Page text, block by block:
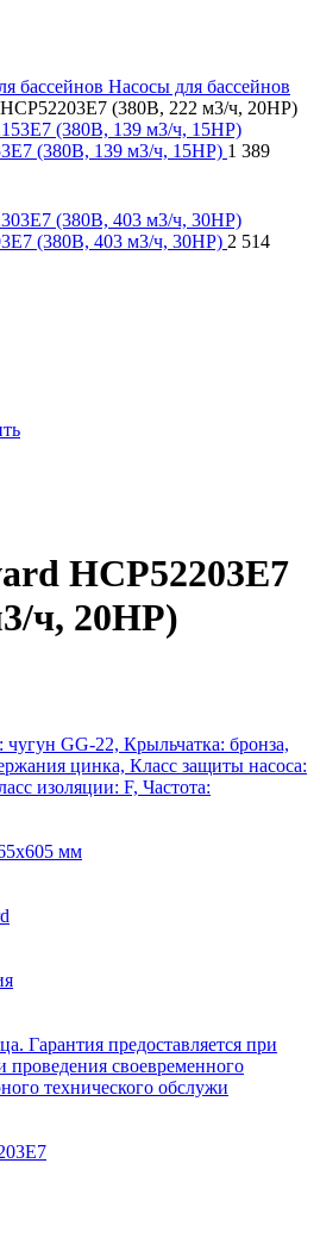
бассейнов Насосы для бассейнов
(380В, 222 м3/ч, 20HP)
(380В, 139 м3/ч, 15HP) 1 389
(380В, 403 м3/ч, 30HP) 2 514
HCP52203E7
ч, 20HP)
чугун GG-22, Крыльчатка: бронза,
цинка, Класс защиты насоса:
изоляции: F, Частота:
мм
Гарантия предоставляется при
проведения своевременного
технического обслужи